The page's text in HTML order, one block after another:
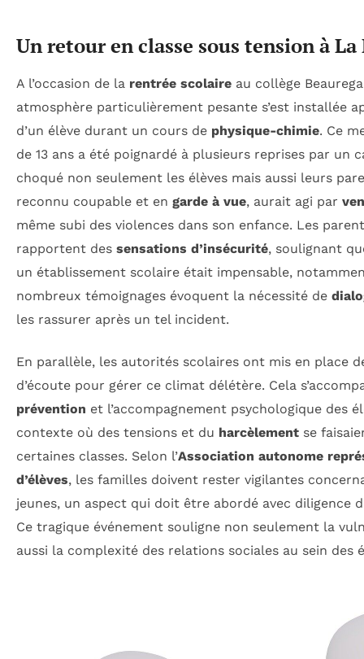
Un retour en classe sous tension à La
A l’occasion de la rentrée scolaire au collège
atmosphère particulièrement pesante s’est installée
d’un élève durant un cours de physique-chimie. Ce
de 13 ans a été poignardé à plusieurs reprises par un
choqué non seulement les élèves mais aussi leurs
reconnu coupable et en garde à vue, aurait agi par
même subi des violences dans son enfance. Les
rapportent des sensations d’insécurité, soulignant
un établissement scolaire était impensable,
nombreux témoignages évoquent la nécessité de
les rassurer après un tel incident.
En parallèle, les autorités scolaires ont mis en place
d’écoute pour gérer ce climat délétère. Cela
prévention et l’accompagnement psychologique des
contexte où des tensions et du harcèlement se
certaines classes. Selon l’Association autonome
d’élèves, les familles doivent rester vigilantes
jeunes, un aspect qui doit être abordé avec diligence
Ce tragique événement souligne non seulement la
aussi la complexité des relations sociales au sein des